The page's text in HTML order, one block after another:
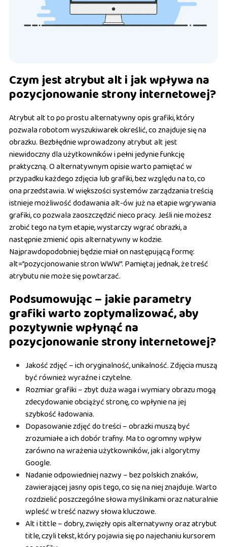
Czym jest atrybut alt i jak wpływa na
pozycjonowanie strony internetowej?
Atrybut alt to po prostu alternatywny opis grafiki, który
pozwala robotom wyszukiwarek określić, co znajduje się na
obrazku. Bezbłędnie wprowadzony atrybut alt jest
niewidoczny dla użytkowników i pełni jedynie funkcję
praktyczną. O alternatywnym opisie warto pamiętać w
przypadku każdego zdjęcia lub grafiki, bez względu na to, co
ona przedstawia. W większości systemów zarządzania treścią
istnieje możliwość dodawania alt-ów już na etapie wgrywania
grafiki, co pozwala zaoszczędzić nieco pracy. Jeśli nie możesz
zrobić tego na tym etapie, wystarczy wgrać obrazki, a
następnie zmienić opis alternatywny w kodzie.
Najprawdopodobniej będzie miał on następującą formę:
alt=”pozycjonowanie stron WWW”. Pamiętaj jednak, że treść
atrybutu nie może się powtarzać.
Podsumowując – jakie parametry
grafiki warto zoptymalizować, aby
pozytywnie wpłynąć na
pozycjonowanie strony internetowej?
Jakość zdjęć – ich oryginalność, unikalność. Zdjęcia muszą
być również wyraźne i czytelne.
Rozmiar grafiki – zbyt duża waga i wymiary obrazu mogą
zdecydowanie obciążyć stronę, co wpłynie na jej
szybkość ładowania.
Dopasowanie zdjęć do treści – obrazki muszą być
zrozumiałe a ich dobór trafny. Ma to ogromny wpływ
zarówno na wrażenia użytkowników, jak i algorytmy
Google.
Nadanie odpowiedniej nazwy – bez polskich znaków,
zawierającej jasny opis tego, co się na niej znajduje. Warto
rozdzielić poszczególne słowa myślnikami oraz naturalnie
wpleść w treść nazwy słowa kluczowe.
Alt i tittle – dobry, zwięzły opis alternatywny oraz atrybut
title, czyli tekst, który pojawia się po najechaniu kursorem